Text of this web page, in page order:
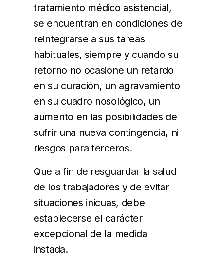
tratamiento médico asistencial,
se encuentran en condiciones de
reintegrarse a sus tareas
habituales, siempre y cuando su
retorno no ocasione un retardo
en su curación, un agravamiento
en su cuadro nosológico, un
aumento en las posibilidades de
sufrir una nueva contingencia, ni
riesgos para terceros.
Que a fin de resguardar la salud
de los trabajadores y de evitar
situaciones inicuas, debe
establecerse el carácter
excepcional de la medida
instada.